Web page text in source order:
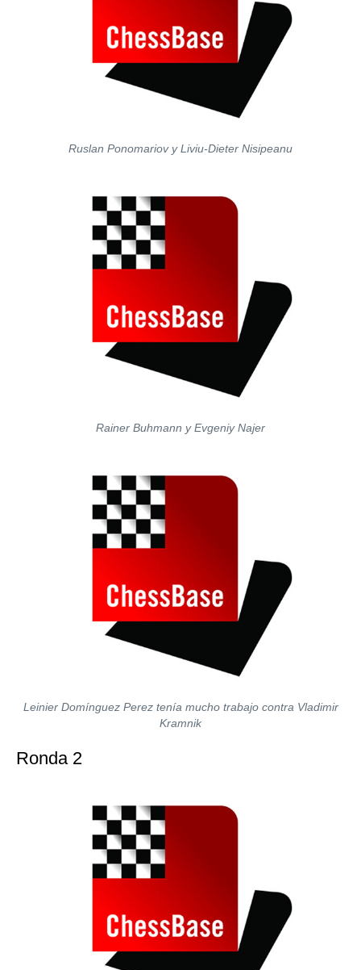
Ruslan Ponomariov y Liviu-Dieter Nisipeanu
Rainer Buhmann y Evgeniy Najer
Leinier Domínguez Perez tenía mucho trabajo contra Vladimir
Kramnik
Ronda 2